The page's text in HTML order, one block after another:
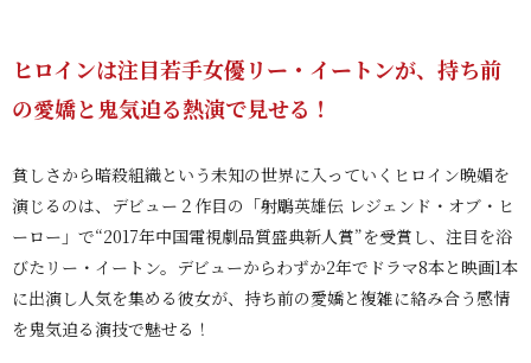
ヒロインは注目若手女優リー・イートンが、持ち前
の愛嬌と鬼気迫る熱演で見せる！
貧しさから暗殺組織という未知の世界に入っていくヒロイン晩媚を
演じるのは、デビュー２作目の「射鵰英雄伝 レジェンド・オブ・ヒ
ーロー」で“2017年中国電視劇品質盛典新人賞”を受賞し、注目を浴
びたリー・イートン。デビューからわずか2年でドラマ8本と映画1本
に出演し人気を集める彼女が、持ち前の愛嬌と複雑に絡み合う感情
を鬼気迫る演技で魅せる！